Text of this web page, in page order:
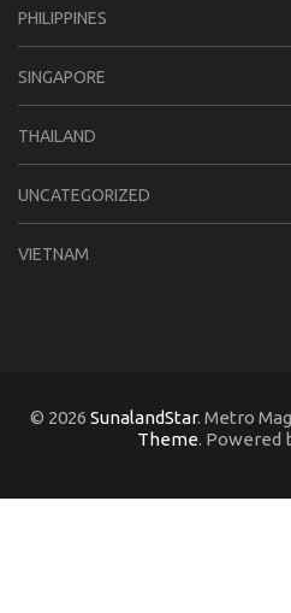
PHILIPPINES
SINGAPORE
THAILAND
UNCATEGORIZED
VIETNAM
© 2026 SunalandStar. Metro
Theme. Powered